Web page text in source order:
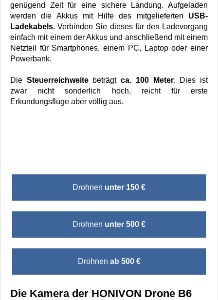
genügend Zeit für eine sichere Landung. Aufgeladen
werden die Akkus mit Hilfe des mitgelieferten USB-
Ladekabels. Verbinden Sie dieses für den Ladevorgang
einfach mit einem der Akkus und anschließend mit einem
Netzteil für Smartphones, einem PC, Laptop oder einer
Powerbank.
Die Steuerreichweitebeträgtca. 100 Meter. Dies ist
zwar nicht sonderlich hoch, reicht für erste
Erkundungsflüge aber völlig aus.
Drohnen unter 150 €
Drohnen unter 500 €
Drohnen ab 500 €
Die Kamera der HONIVON Drone B6